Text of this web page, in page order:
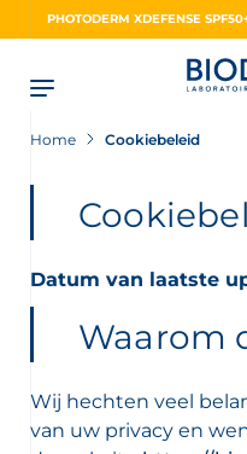
PHOTODERM XDEFENSE
Home Cookiebeleid
Datum van laatste
Waarom
Wij hechten veel
van uw privacy en